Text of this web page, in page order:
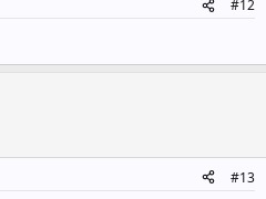
#12
#13